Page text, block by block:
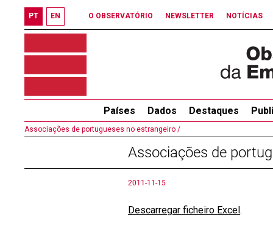
PT EN O OBSERVATÓRIO NEWSLETTER NOTÍCIAS
Países Dados Destaques
Associações de portugueses no estrangeiro /
Associações de
2011-11-15
Descarregar ficheiro Excel.